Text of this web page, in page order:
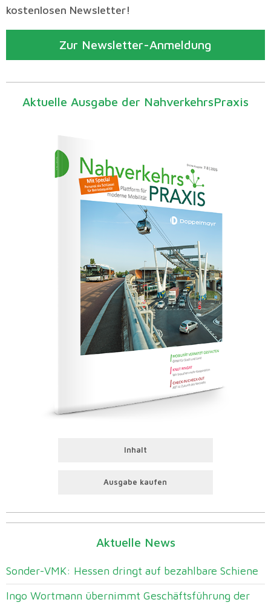
kostenlosen Newsletter!
Zur Newsletter-Anmeldung
Aktuelle Ausgabe der NahverkehrsPraxis
Inhalt
Ausgabe kaufen
Aktuelle News
Sonder-VMK: Hessen dringt auf bezahlbare Schiene
Ingo Wortmann übernimmt Geschäftsführung der